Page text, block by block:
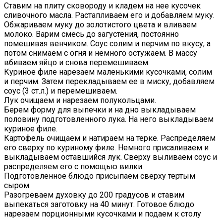
Ставим на плиту сковороду и кладем на нее кусочек
сливочного масла. Растапливаем его и добавляем муку.
Обжариваем муку до золотистого цвета и вливаем
молоко. Варим смесь до загустения, постоянно
помешивая венчиком. Соус солим и перчим по вкусу, а
потом снимаем с огня и немного остужаем. В массу
вбиваем яйцо и снова перемешиваем.
Куриное филе нарезаем маленькими кусочками, солим
и перчим. Затем перекладываем ее в миску, добавляем
соус (3 ст.л.) и перемешиваем.
Лук очищаем и нарезаем полукольцами.
Берем форму для выпечки и на дно выкладываем
половину подготовленного лука. На него выкладываем
куриное филе.
Картофель очищаем и натираем на терке. Распределяем
его сверху по куриному филе. Немного присаливаем и
выкладываем оставшийся лук. Сверху выливаем соус и
распределяем его с помощью вилки.
Подготовленное блюдо присыпаем сверху тертым
сыром.
Разогреваем духовку до 200 градусов и ставим
выпекаться заготовку на 40 минут. Готовое блюдо
нарезаем порционными кусочками и подаем к столу